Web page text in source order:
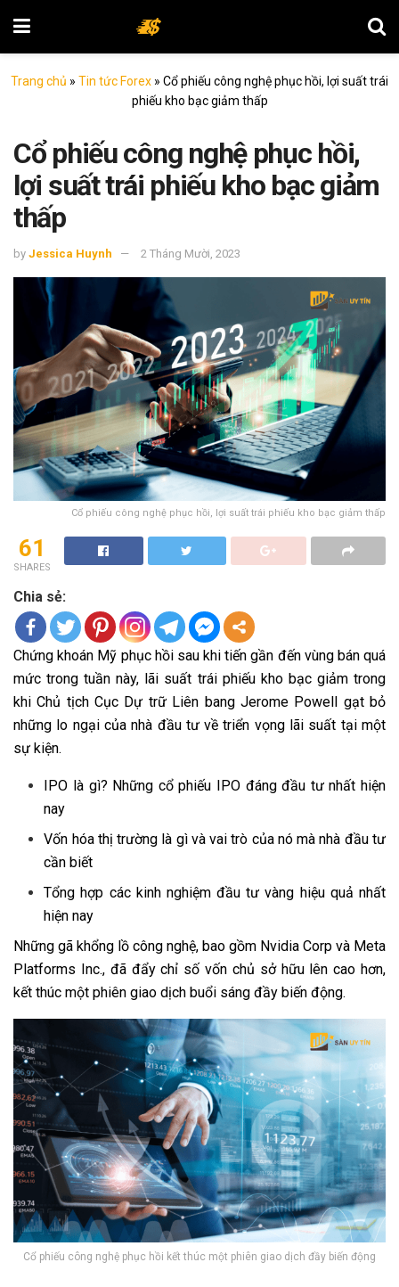
Trang chủ » Tin tức Forex » Cổ phiếu công nghệ phục hồi, lợi suất trái
phiếu kho bạc giảm thấp
Cổ phiếu công nghệ phục hồi,
lợi suất trái phiếu kho bạc giảm
thấp
by Jessica Huynh 2 Tháng Mười, 2023
Cổ phiếu công nghệ phục hồi, lợi suất trái phiếu kho bạc giảm thấp
61
SHARES
Chia sẻ:
Chứng khoán Mỹ phục hồi sau khi tiến gần đến vùng bán quá
mức trong tuần này, lãi suất trái phiếu kho bạc giảm trong
khi Chủ tịch Cục Dự trữ Liên bang Jerome Powell gạt bỏ
những lo ngại của nhà đầu tư về triển vọng lãi suất tại một
sự kiện.
IPO là gì? Những cổ phiếu IPO đáng đầu tư nhất hiện
nay
Vốn hóa thị trường là gì và vai trò của nó mà nhà đầu tư
cần biết
Tổng hợp các kinh nghiệm đầu tư vàng hiệu quả nhất
hiện nay
Những gã khổng lồ công nghệ, bao gồm Nvidia Corp và Meta
Platforms Inc., đã đẩy chỉ số vốn chủ sở hữu lên cao hơn,
kết thúc một phiên giao dịch buổi sáng đầy biến động.
Cổ phiếu công nghệ phục hồi kết thúc một phiên giao dịch đầy biến động